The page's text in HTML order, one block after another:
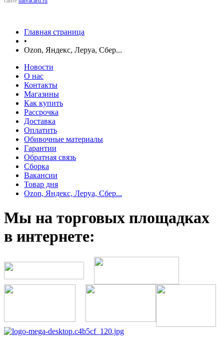
Главная страница
•
Ozon, Яндекс, Леруа, Сбер...
Новости
О нас
Контакты
Магазины
Как купить
Рассрочка
Доставка
Оплатить
Обивочные материалы
Гарантии
Обратная связь
Сборка
Вакансии
Товар дня
Ozon, Яндекс, Леруа, Сбер...
Мы на торговых площадках
в интернете: